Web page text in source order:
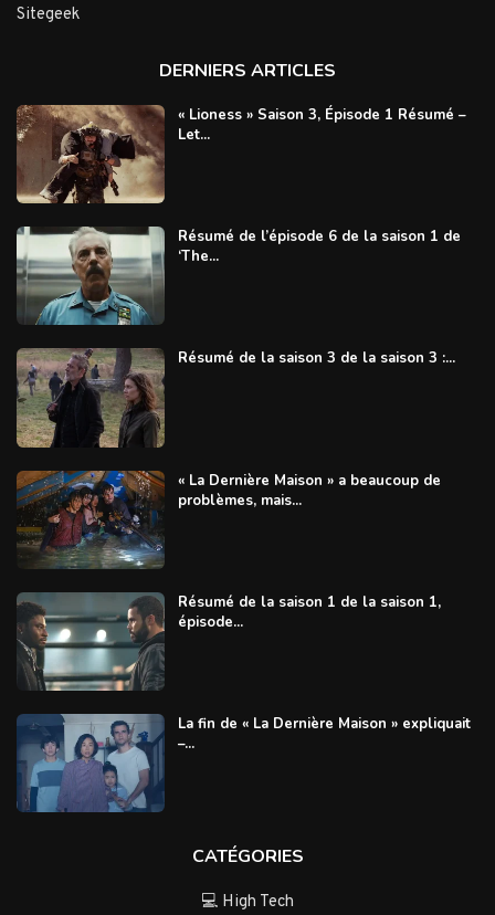
Sitegeek
DERNIERS ARTICLES
« Lioness » Saison 3, Épisode 1 Résumé –
Let...
Résumé de l’épisode 6 de la saison 1 de
‘The...
Résumé de la saison 3 de la saison 3 :...
« La Dernière Maison » a beaucoup de
problèmes, mais...
Résumé de la saison 1 de la saison 1,
épisode...
La fin de « La Dernière Maison » expliquait
–...
CATÉGORIES
💻 High Tech